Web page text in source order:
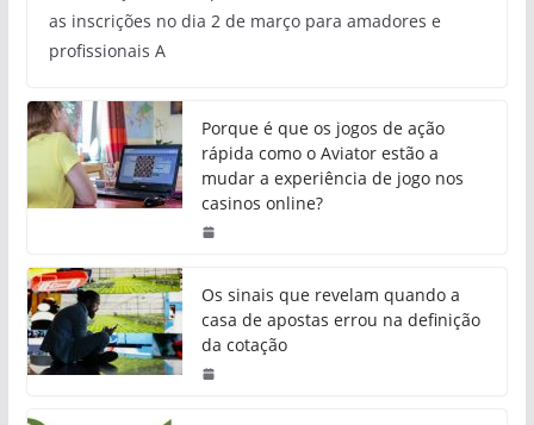
as inscrições no dia 2 de março para amadores e
profissionais A
Porque é que os jogos de ação
rápida como o Aviator estão a
mudar a experiência de jogo nos
casinos online?
Os sinais que revelam quando a
casa de apostas errou na definição
da cotação